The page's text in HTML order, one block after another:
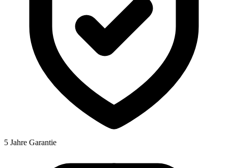
5 Jahre Garantie